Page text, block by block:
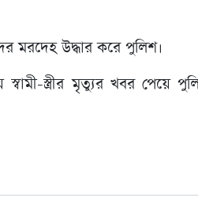
মরদেহ উদ্ধার ক‌রে পু‌লিশ।
স্ত্রীর মৃত্যুর খবর পেয়ে